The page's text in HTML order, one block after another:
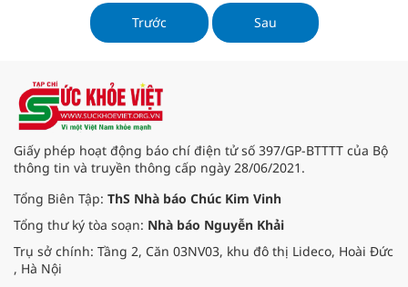
Trước Sau
Giấy phép hoạt động báo chí điện tử số 397/GP-BTTTT của Bộ
thông tin và truyền thông cấp ngày 28/06/2021.
Tổng Biên Tập: ThS Nhà báo Chúc Kim Vinh
Tổng thư ký tòa soạn: Nhà báo Nguyễn Khải
Trụ sở chính: Tầng 2, Căn 03NV03, khu đô thị Lideco, Hoài Đức
, Hà Nội